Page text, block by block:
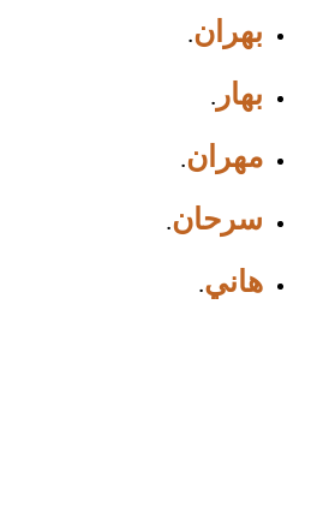
بهران.
بهار .
مهران.
سرحان.
هاني.